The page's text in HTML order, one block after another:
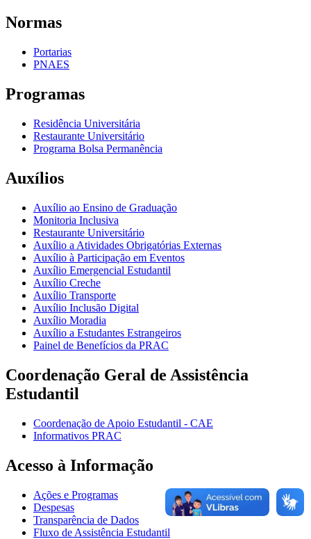
Normas
Portarias
PNAES
Programas
Residência Universitária
Restaurante Universitário
Programa Bolsa Permanência
Auxílios
Auxílio ao Ensino de Graduação
Monitoria Inclusiva
Restaurante Universitário
Auxílio a Atividades Obrigatórias Externas
Auxílio à Participação em Eventos
Auxílio Emergencial Estudantil
Auxílio Creche
Auxílio Transporte
Auxílio Inclusão Digital
Auxílio Moradia
Auxílio a Estudantes Estrangeiros
Painel de Benefícios da PRAC
Coordenação Geral de Assistência
Estudantil
Coordenação de Apoio Estudantil - CAE
Informativos PRAC
Acesso à Informação
Ações e Programas
Despesas
Transparência de Dados
Fluxo de Assistência Estudantil